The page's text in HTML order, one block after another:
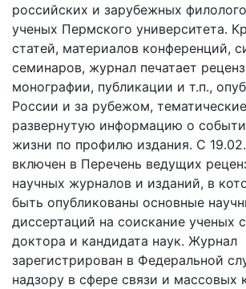
российских и зарубежных
ученых Пермского университета.
статей, материалов конференций,
семинаров, журнал печатает
монографии, публикации и т.п.,
России и за рубежом,
развернутую информацию о
жизни по профилю издания. С
включен в Перечень ведущих
научных журналов и изданий, в
быть опубликованы основные
диссертаций на соискание ученых
доктора и кандидата наук. Журнал
зарегистрирован в Федеральной
надзору в сфере связи и массовых